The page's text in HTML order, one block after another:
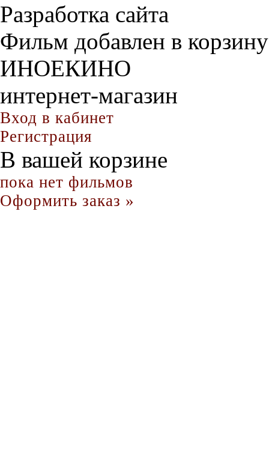
Разработка сайта
Фильм добавлен в корзину
ИНОЕКИНО
интернет-магазин
Вход в кабинет
Регистрация
В вашей корзине
пока нет фильмов
Оформить заказ »